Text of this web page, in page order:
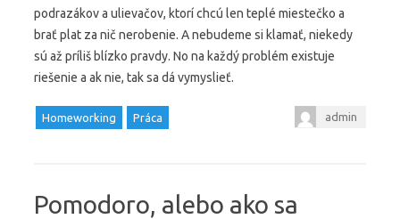
podrazákov a ulievačov, ktorí chcú len teplé miestečko a
brať plat za nič nerobenie. A nebudeme si klamať, niekedy
sú až príliš blízko pravdy. No na každý problém existuje
riešenie a ak nie, tak sa dá vymyslieť.
Homeworking Práca admin
Pomodoro, alebo ako sa